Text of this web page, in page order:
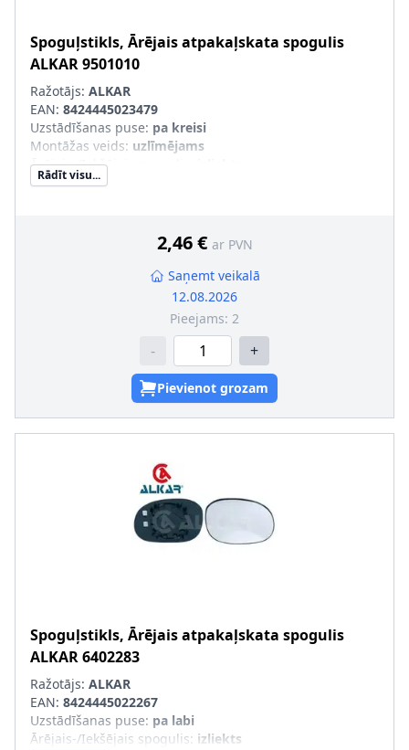
Spoguļstikls, Ārējais atpakaļskata spogulis
ALKAR9501010
Ražotājs: ALKAR
EAN: 8424445023479
Uzstādīšanas puse: pa kreisi
Montāžas veids: uzlīmējams
Ārējais-/Iekšējais spogulis
Rādīt visu...
2,46 € ar PVN
Saņemt veikalā
12.08.2026
Pieejams: 2
- +
Pievienot grozam
Spoguļstikls, Ārējais atpakaļskata spogulis
ALKAR6402283
Ražotājs: ALKAR
EAN: 8424445022267
Uzstādīšanas puse: pa labi
Ārējais-/Iekšējais spogulis: izliekts